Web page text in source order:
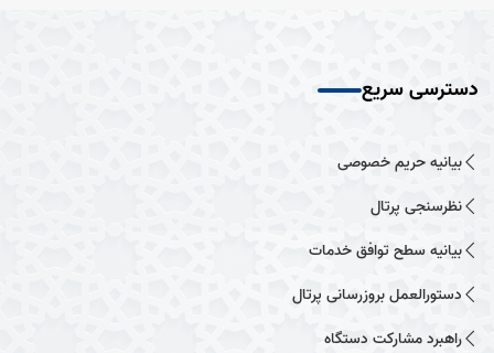
دسترسی سریع
بیانیه حریم خصوصی
نظرسنجی پرتال
بیانیه سطح توافق خدمات
دستورالعمل بروزرسانی پرتال
راهبرد مشارکت دستگاه